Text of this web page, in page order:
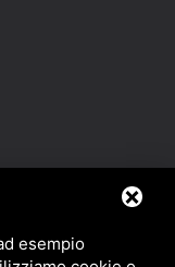
esempio